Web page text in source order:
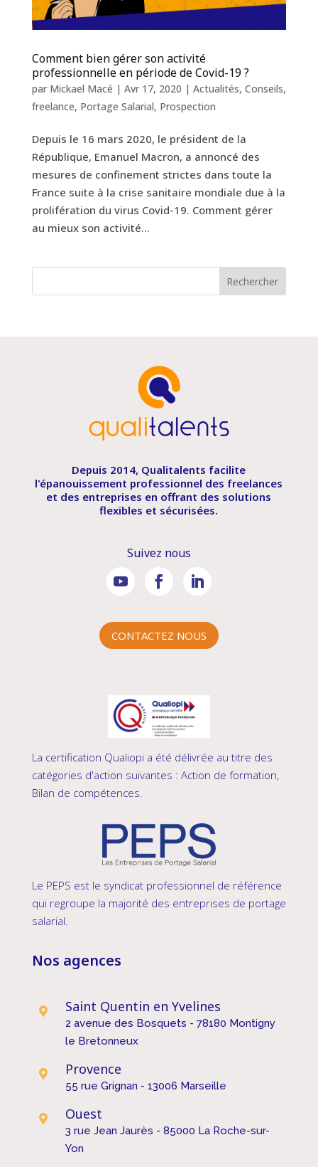
Comment bien gérer son activité
professionnelle en période de Covid-19 ?
par Mickael Macé | Avr 17, 2020 | Actualités, Conseils,
freelance, Portage Salarial, Prospection
Depuis le 16 mars 2020, le président de la
République, Emanuel Macron, a annoncé des
mesures de confinement strictes dans toute la
France suite à la crise sanitaire mondiale due à la
prolifération du virus Covid-19. Comment gérer
au mieux son activité...
Depuis 2014, Qualitalents facilite
l'épanouissement professionnel des freelances
et des entreprises en offrant des solutions
flexibles et sécurisées.
Suivez nous
CONTACTEZ NOUS
La certification Qualiopi a été délivrée au titre des
catégories d'action suivantes : Action de formation,
Bilan de compétences.
Le PEPS est le syndicat professionnel de référence
qui regroupe la majorité des entreprises de portage
salarial.
Nos agences
 Saint Quentin en Yvelines
2 avenue des Bosquets - 78180 Montigny
le Bretonneux
 Provence
55 rue Grignan - 13006 Marseille
 Ouest
3 rue Jean Jaurès - 85000 La Roche-sur-
Yon